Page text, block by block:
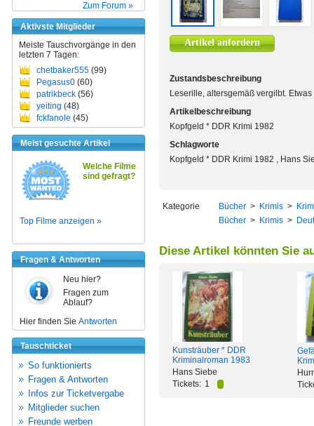
Zum Forum »
Aktivste Mitglieder
Meiste Tauschvorgänge in den
letzten 7 Tagen:
chetbaker555 (99)
Pegasus0 (60)
patrikbeck (56)
yeiting (48)
fckfanole (45)
Meist gesuchte Artikel
Welche Filme
sind gefragt?
Top Filme anzeigen »
Fragen & Antworten
Neu hier?
Fragen zum
Ablauf?
Hier finden Sie Antworten
Tauschticket
So funktionierts
Fragen & Antworten
Infos zur Ticketvergabe
Mitglieder suchen
Freunde werben
Artikel anfordern
Zustandsbeschreibung
Leserille, altersgemäß vergilbt.
Artikelbeschreibung
Kopfgeld * DDR Krimi 1982
Schlagworte
Kopfgeld * DDR Krimi 1982 , Hans
Kategorie Bücher > Krimis >
Bücher > Krimis >
Diese Artikel könnten Sie
Kunsträuber * DDR
Kriminalroman 1983
Hans Siebe
Tickets: 1